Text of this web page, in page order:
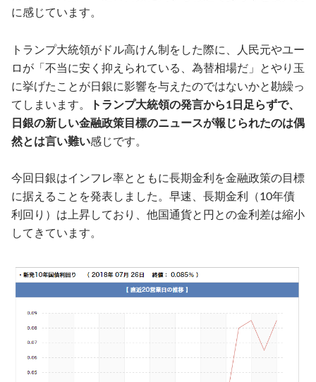
に感じています。
トランプ大統領がドル高けん制をした際に、人民元やユー
ロが「不当に安く抑えられている、為替相場だ」とやり玉
に挙げたことが日銀に影響を与えたのではないかと勘繰っ
てしまいます。
トランプ大統領の発言から1日足らずで、
日銀の新しい金融政策目標のニュースが報じられたのは偶
然とは言い難い感じです。
今回日銀はインフレ率とともに長期金利を金融政策の目標
に据えることを発表しました。早速、長期金利（10年債
利回り）は上昇しており、他国通貨と円との金利差は縮小
してきています。